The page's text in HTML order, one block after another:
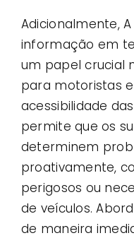
Adicionalmente,
informação em
um papel crucial
para motoristas
acessibilidade
permite que os
determinem
proativamente,
perigosos ou
de veículos.
de maneira